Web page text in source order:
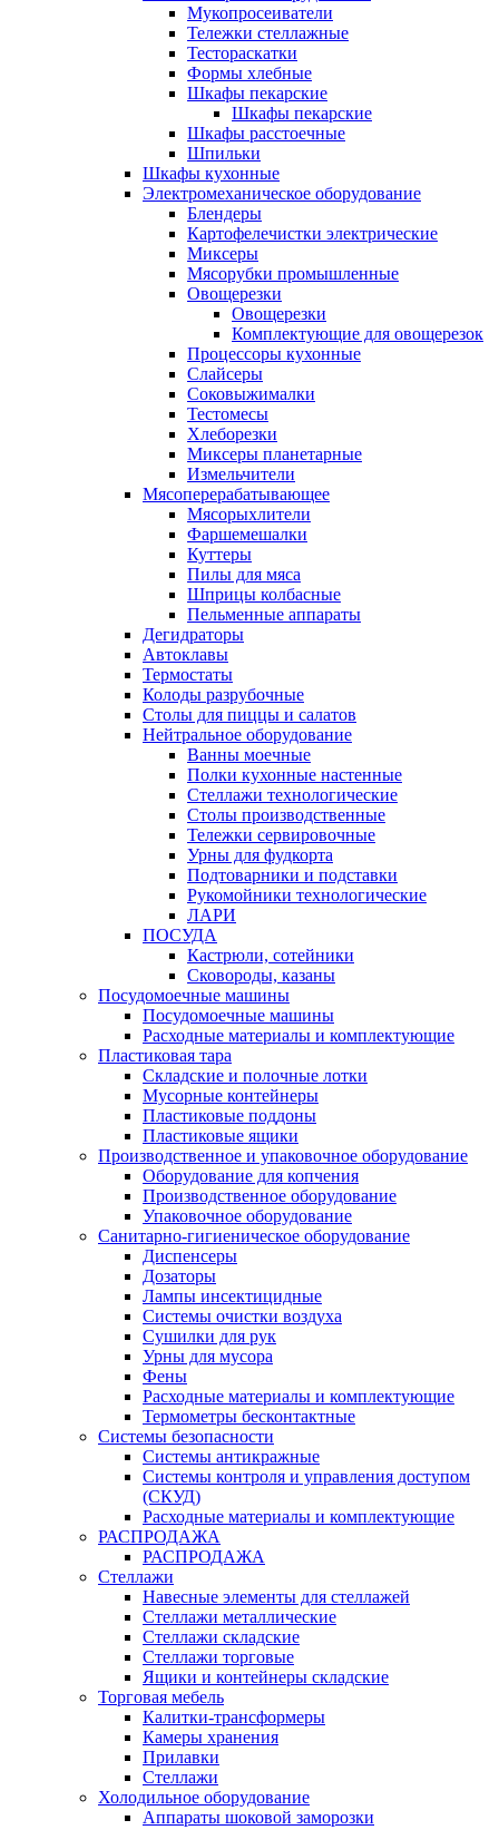
Мукопросеиватели
Тележки стеллажные
Тестораскатки
Формы хлебные
Шкафы пекарские
Шкафы пекарские
Шкафы расстоечные
Шпильки
Шкафы кухонные
Электромеханическое оборудование
Блендеры
Картофелечистки электрические
Миксеры
Мясорубки промышленные
Овощерезки
Овощерезки
Комплектующие для овощерезок
Процессоры кухонные
Слайсеры
Соковыжималки
Тестомесы
Хлеборезки
Миксеры планетарные
Измельчители
Мясоперерабатывающее
Мясорыхлители
Фаршемешалки
Куттеры
Пилы для мяса
Шприцы колбасные
Пельменные аппараты
Дегидраторы
Автоклавы
Термостаты
Колоды разрубочные
Столы для пиццы и салатов
Нейтральное оборудование
Ванны моечные
Полки кухонные настенные
Стеллажи технологические
Столы производственные
Тележки сервировочные
Урны для фудкорта
Подтоварники и подставки
Рукомойники технологические
ЛАРИ
ПОСУДА
Кастрюли, сотейники
Сковороды, казаны
Посудомоечные машины
Посудомоечные машины
Расходные материалы и комплектующие
Пластиковая тара
Складские и полочные лотки
Мусорные контейнеры
Пластиковые поддоны
Пластиковые ящики
Производственное и упаковочное оборудование
Оборудование для копчения
Производственное оборудование
Упаковочное оборудование
Санитарно-гигиеническое оборудование
Диспенсеры
Дозаторы
Лампы инсектицидные
Системы очистки воздуха
Сушилки для рук
Урны для мусора
Фены
Расходные материалы и комплектующие
Термометры бесконтактные
Системы безопасности
Системы антикражные
Системы контроля и управления доступом
(СКУД)
Расходные материалы и комплектующие
РАСПРОДАЖА
РАСПРОДАЖА
Стеллажи
Навесные элементы для стеллажей
Стеллажи металлические
Стеллажи складские
Стеллажи торговые
Ящики и контейнеры складские
Торговая мебель
Калитки-трансформеры
Камеры хранения
Прилавки
Стеллажи
Холодильное оборудование
Аппараты шоковой заморозки